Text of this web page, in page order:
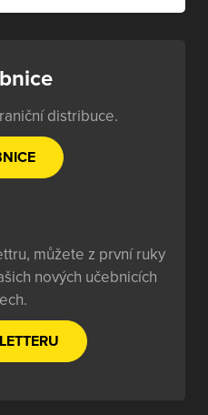
distribuce.
můžete z první ruky
nových učebnicích